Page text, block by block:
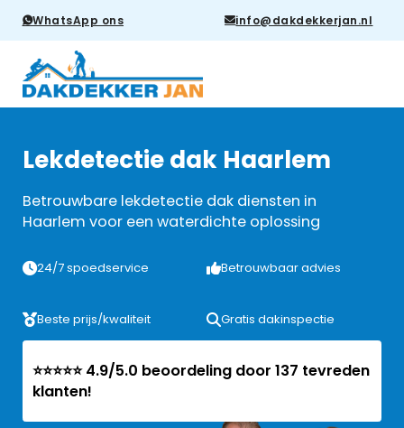
WhatsApp ons info@dakdekkerjan.nl
Lekdetectie dak Haarlem
Betrouwbare lekdetectie dak diensten in
Haarlem voor een waterdichte oplossing
24/7 spoedservice Betrouwbaar advies
Beste prijs/kwaliteit Gratis dakinspectie
⭐⭐⭐⭐⭐ 4.9/5.0 beoordeling door 137 tevreden
klanten!